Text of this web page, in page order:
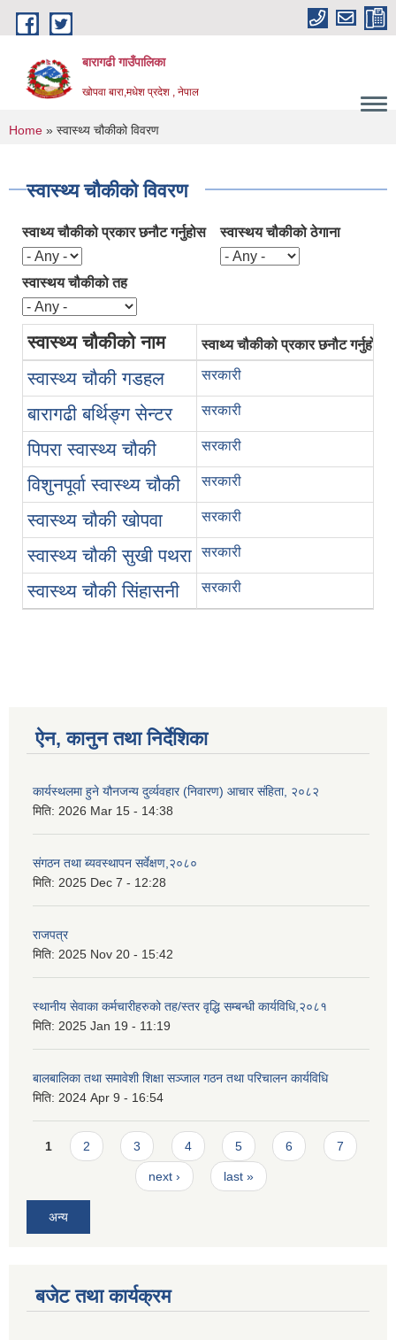
Skip to main content
बारागढी गाउँपालिका
खोपवा बारा,मधेश प्रदेश , नेपाल
You are here
Home » स्वास्थ्य चौकीको विवरण
स्वास्थ्य चौकीको विवरण
स्वाथ्य चौकीको प्रकार छनौट गर्नुहोस स्वास्थय चौकीको ठेगाना
स्वास्थय चौकीको तह
स्वास्थ्य चौकीको नाम स्वाथ्य चौकीको प्रकार छनौट गर्नुहोस
स्वास्थ्य चौकी गडहल सरकारी
बारागढी बर्थिङ्ग सेन्टर सरकारी
पिपरा स्वास्थ्य चौकी सरकारी
विशुनपूर्वा स्वास्थ्य चौकी सरकारी
स्वास्थ्य चौकी खोपवा सरकारी
स्वास्थ्य चौकी सुखी पथरा सरकारी
स्वास्थ्य चौकी सिंहासनी सरकारी
ऐन, कानुन तथा निर्देशिका
कार्यस्थलमा हुने यौनजन्य दुर्व्यवहार (निवारण) आचार संहिता, २०८२
मिति: 2026 Mar 15 - 14:38
संगठन तथा ब्यवस्थापन सर्वेक्षण,२०८०
मिति: 2025 Dec 7 - 12:28
राजपत्र
मिति: 2025 Nov 20 - 15:42
स्थानीय सेवाका कर्मचारीहरुको तह/स्तर वृद्धि सम्बन्धी कार्यविधि,२०८१
मिति: 2025 Jan 19 - 11:19
बालबालिका तथा समावेशी शिक्षा सञ्जाल गठन तथा परिचालन कार्यविधि
मिति: 2024 Apr 9 - 16:54
Pages
1 2 3 4 5 6 7
next › last »
अन्य
बजेट तथा कार्यक्रम